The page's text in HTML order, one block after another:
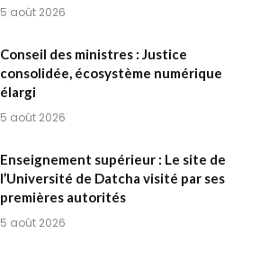
5 août 2026
Conseil des ministres : Justice
consolidée, écosystème numérique
élargi
5 août 2026
Enseignement supérieur : Le site de
l’Université de Datcha visité par ses
premières autorités
5 août 2026